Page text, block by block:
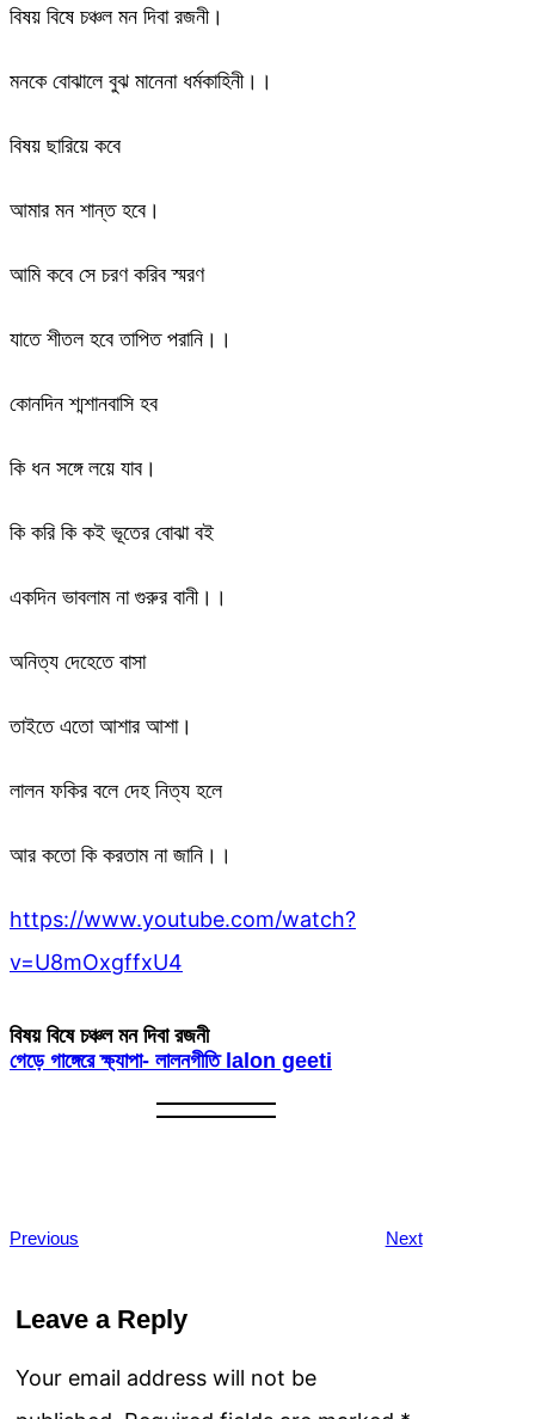
বিষয় বিষে চঞ্চল মন দিবা রজনী।
মনকে বোঝালে বুঝ মানেনা ধর্মকাহিনী।।
বিষয় ছারিয়ে কবে
আমার মন শান্ত হবে।
আমি কবে সে চরণ করিব স্মরণ
যাতে শীতল হবে তাপিত পরানি।।
কোনদিন শ্মশানবাসি হব
কি ধন সঙ্গে লয়ে যাব।
কি করি কি কই ভূতের বোঝা বই
একদিন ভাবলাম না গুরুর বানী।।
অনিত্য দেহেতে বাসা
তাইতে এতো আশার আশা।
লালন ফকির বলে দেহ নিত্য হলে
আর কতো কি করতাম না জানি।।
https://www.youtube.com/watch?
v=U8mOxgffxU4
বিষয় বিষে চঞ্চল মন দিবা রজনী
গেড়ে গাঙ্গেরে ক্ষ্যাপা- লালনগীতি lalon geeti
Previous Next
Leave a Reply
Your email address will not be